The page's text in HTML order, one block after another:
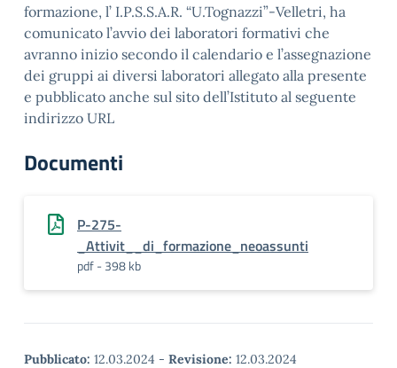
formazione, l’ I.P.S.S.A.R. “U.Tognazzi”-Velletri, ha
comunicato l’avvio dei laboratori formativi che
avranno inizio secondo il calendario e l’assegnazione
dei gruppi ai diversi laboratori allegato alla presente
e pubblicato anche sul sito dell’Istituto al seguente
indirizzo URL
Documenti
P-275-
_Attivit__di_formazione_neoassunti
pdf - 398 kb
Pubblicato: 12.03.2024 - Revisione: 12.03.2024